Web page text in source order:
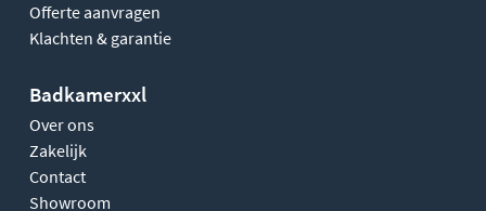
Offerte aanvragen
Klachten & garantie
Badkamerxxl
Over ons
Zakelijk
Contact
Showroom